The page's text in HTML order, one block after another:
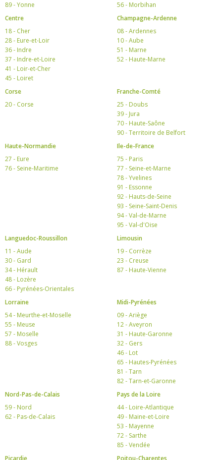
89 - Yonne
56 - Morbihan
Centre
18 - Cher
28 - Eure-et-Loir
36 - Indre
37 - Indre-et-Loire
41 - Loir-et-Cher
45 - Loiret
Champagne-Ardenne
08 - Ardennes
10 - Aube
51 - Marne
52 - Haute-Marne
Corse
20 - Corse
Franche-Comté
25 - Doubs
39 - Jura
70 - Haute-Saône
90 - Territoire de Belfort
Haute-Normandie
27 - Eure
76 - Seine-Maritime
Ile-de-France
75 - Paris
77 - Seine-et-Marne
78 - Yvelines
91 - Essonne
92 - Hauts-de-Seine
93 - Seine-Saint-Denis
94 - Val-de-Marne
95 - Val-d'Oise
Languedoc-Roussillon
11 - Aude
30 - Gard
34 - Hérault
48 - Lozère
66 - Pyrénées-Orientales
Limousin
19 - Corrèze
23 - Creuse
87 - Haute-Vienne
Lorraine
54 - Meurthe-et-Moselle
55 - Meuse
57 - Moselle
88 - Vosges
Midi-Pyrénées
09 - Ariège
12 - Aveyron
31 - Haute-Garonne
32 - Gers
46 - Lot
65 - Hautes-Pyrénées
81 - Tarn
82 - Tarn-et-Garonne
Nord-Pas-de-Calais
59 - Nord
62 - Pas-de-Calais
Pays de la Loire
44 - Loire-Atlantique
49 - Maine-et-Loire
53 - Mayenne
72 - Sarthe
85 - Vendée
Picardie
Poitou-Charentes